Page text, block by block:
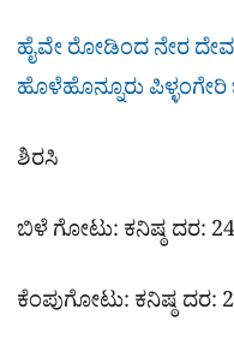
ಹೈವೇ ರೋಡಿಂದ ನೇರ
ಹೊಳೆಹೊನ್ನೂರು
ಶಿರಸಿ
ಬಿಳೆ ಗೋಟು: ಕನಿಷ್ಠ ದರ:
ಕೆಂಪುಗೋಟು: ಕನಿಷ್ಠ ದರ: